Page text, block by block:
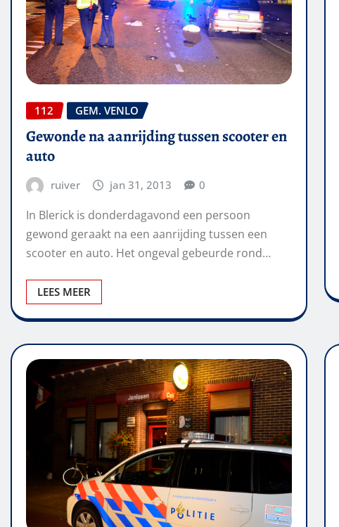
112 GEM. VENLO
Gewonde na aanrijding tussen scooter en
auto
ruiver jan 31, 2013 0
In Blerick is donderdagavond een persoon
gewond geraakt na een aanrijding tussen een
scooter en auto. Het ongeval gebeurde rond…
LEES MEER